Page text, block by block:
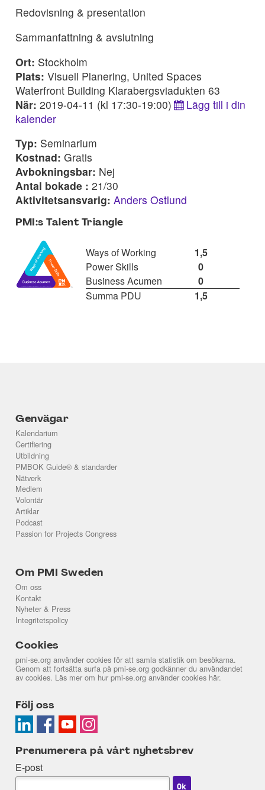
Redovisning & presentation
Sammanfattning & avslutning
Ort: Stockholm
Plats: Visuell Planering, United Spaces
Waterfront Building Klarabergsviadukten 63
När: 2019-04-11 (kl 17:30-19:00)
Lägg till i din
kalender
Typ: Seminarium
Kostnad: Gratis
Avbokningsbar: Nej
Antal bokade : 21/30
Aktivitetsansvarig: Anders Ostlund
PMI:s Talent Triangle
Ways of Working
1,5
Power Skills
0
Business Acumen
0
Summa PDU
1,5
Genvägar
Kalendarium
Certifiering
Utbildning
PMBOK Guide® & standarder
Nätverk
Medlem
Volontär
Artiklar
Podcast
Passion for Projects Congress
Om PMI Sweden
Om oss
Kontakt
Nyheter & Press
Integritetspolicy
Cookies
pmi-se.org använder cookies för att samla statistik om besökarna.
Genom att fortsätta surfa på pmi-se.org godkänner du användandet
av cookies. Läs mer om hur pmi-se.org använder cookies här.
Följ oss
Prenumerera på vårt nyhetsbrev
E-post